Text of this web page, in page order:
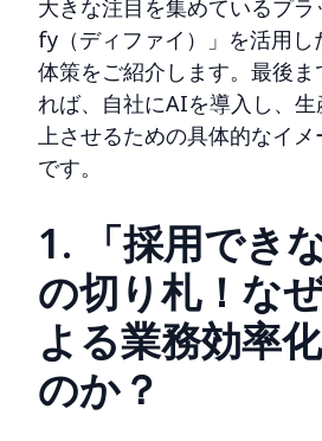
大きな注目を集めているプ
fy（ディファイ）」を活用し
体策をご紹介します。最後
れば、自社にAIを導入し、生
上させるための具体的なイ
です。
1. 「採用でき
の切り札！な
よる業務効率
のか？